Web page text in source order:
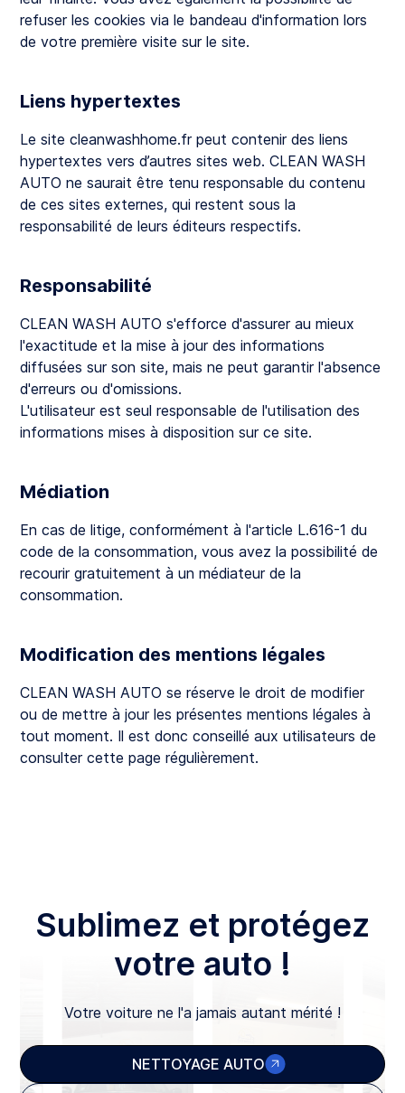
refuser les cookies via le bandeau d'information lors
de votre première visite sur le site.
Liens hypertextes
Le site cleanwashhome.fr peut contenir des liens
hypertextes vers d’autres sites web. CLEAN WASH
AUTO ne saurait être tenu responsable du contenu
de ces sites externes, qui restent sous la
responsabilité de leurs éditeurs respectifs.
Responsabilité
CLEAN WASH AUTO s'efforce d'assurer au mieux
l'exactitude et la mise à jour des informations
diffusées sur son site, mais ne peut garantir l'absence
d'erreurs ou d'omissions.
L'utilisateur est seul responsable de l'utilisation des
informations mises à disposition sur ce site.
Médiation
En cas de litige, conformément à l'article L.616-1 du
code de la consommation, vous avez la possibilité de
recourir gratuitement à un médiateur de la
consommation.
Modification des mentions légales
CLEAN WASH AUTO se réserve le droit de modifier
ou de mettre à jour les présentes mentions légales à
tout moment. Il est donc conseillé aux utilisateurs de
consulter cette page régulièrement.
Sublimez et protégez
votre auto !
Votre voiture ne l'a jamais autant mérité !
NETTOYAGE AUTO